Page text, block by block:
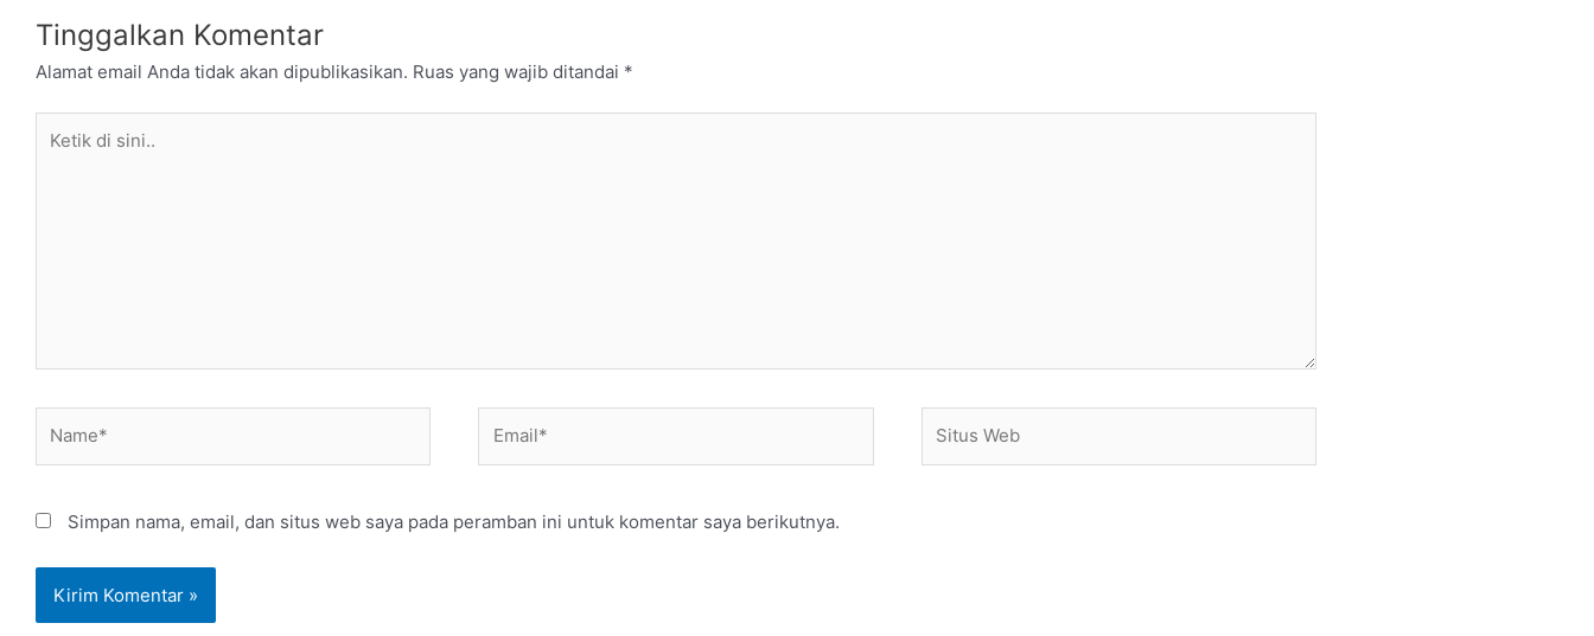
Tinggalkan Komentar
Alamat email Anda tidak akan dipublikasikan. Ruas yang wajib ditandai *
Web
Simpan nama, email, dan situs web saya pada peramban ini untuk komentar saya berikutnya.